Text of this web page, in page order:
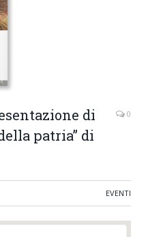
di
patria” di
0
EVENTI